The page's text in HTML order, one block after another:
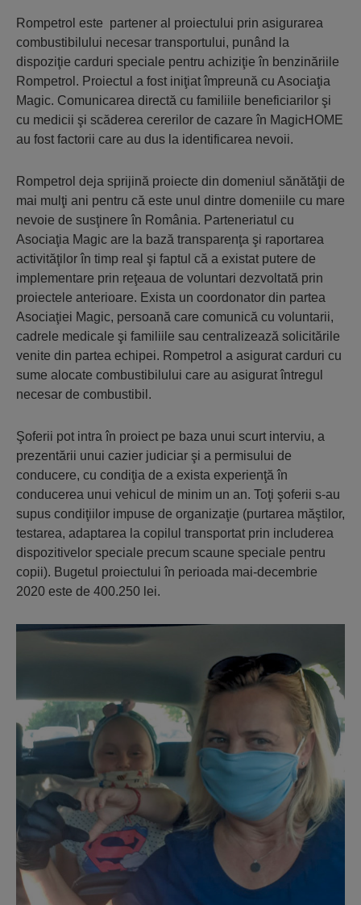
Rompetrol este partener al proiectului prin asigurarea
combustibilului necesar transportului, punând la
dispoziţie carduri speciale pentru achiziţie în benzinăriile
Rompetrol. Proiectul a fost iniţiat împreună cu Asociaţia
Magic. Comunicarea directă cu familiile beneficiarilor şi
cu medicii şi scăderea cererilor de cazare în MagicHOME
au fost factorii care au dus la identificarea nevoii.
Rompetrol deja sprijină proiecte din domeniul sănătăţii de
mai mulţi ani pentru că este unul dintre domeniile cu mare
nevoie de susţinere în România. Parteneriatul cu
Asociaţia Magic are la bază transparenţa şi raportarea
activităţilor în timp real şi faptul că a existat putere de
implementare prin reţeaua de voluntari dezvoltată prin
proiectele anterioare. Exista un coordonator din partea
Asociaţiei Magic, persoană care comunică cu voluntarii,
cadrele medicale şi familiile sau centralizează solicitările
venite din partea echipei. Rompetrol a asigurat carduri cu
sume alocate combustibilului care au asigurat întregul
necesar de combustibil.
Şoferii pot intra în proiect pe baza unui scurt interviu, a
prezentării unui cazier judiciar şi a permisului de
conducere, cu condiţia de a exista experienţă în
conducerea unui vehicul de minim un an. Toţi şoferii s-au
supus condiţiilor impuse de organizaţie (purtarea măştilor,
testarea, adaptarea la copilul transportat prin includerea
dispozitivelor speciale precum scaune speciale pentru
copii). Bugetul proiectului în perioada mai-decembrie
2020 este de 400.250 lei.